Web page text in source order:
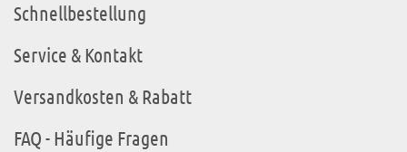
Schnellbestellung
Service & Kontakt
Versandkosten & Rabatt
FAQ - Häufige Fragen